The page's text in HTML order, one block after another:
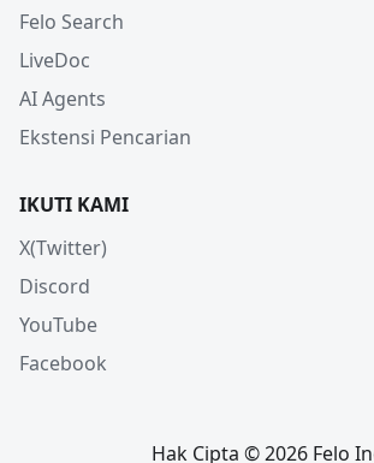
Felo Search
LiveDoc
AI Agents
Ekstensi Pencarian
IKUTI KAMI
X(Twitter)
Discord
YouTube
Facebook
Hak Cipta © 2026 Felo